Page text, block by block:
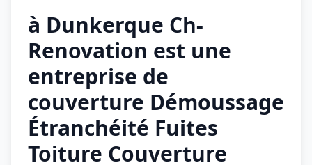
à Dunkerque Ch-
Renovation est une
entreprise de
couverture Démoussage
Étranchéité Fuites
Toiture Couverture